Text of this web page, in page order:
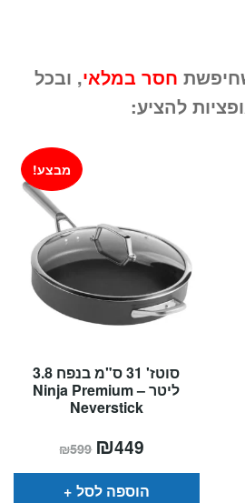
חסר במלאי, ובכל
להציע:
סוטז' 31 ס"מ בנפח 3.8
ליטר – Ninja Premium
Neverstick
מבצע!
₪599 המחיר
המקורי
היה:
₪599.
₪449
הוא:
הוספה לסל